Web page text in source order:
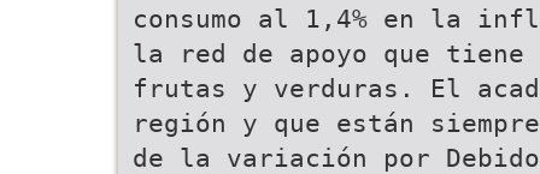
consumo al 1,4% en la
la red de apoyo que tiene
frutas y verduras. El
región y que están
de la variación por